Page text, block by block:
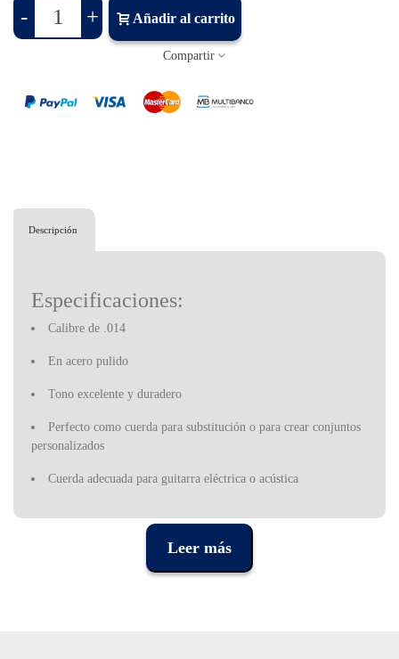
- + Añadir al carrito
Compartir
Descripción
Especificaciones:
Calibre de .014
En acero pulido
Tono excelente y duradero
Perfecto como cuerda para substitución o para crear conjuntos
personalizados
Cuerda adecuada para guitarra eléctrica o acústica
Ya sea que sea un "shredder" o un músico acústico, la guitarra
rítmica de una banda o el solista de una sinfonía, D'Addario crea
Leer más